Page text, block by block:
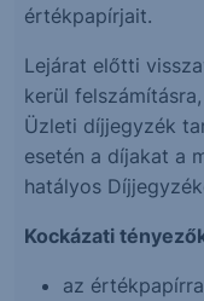
értékpapírjait.
Lejárat előtti
kerül
Üzleti díjjegyzék
esetén a díjakat a
hatályos
Kockázati
az